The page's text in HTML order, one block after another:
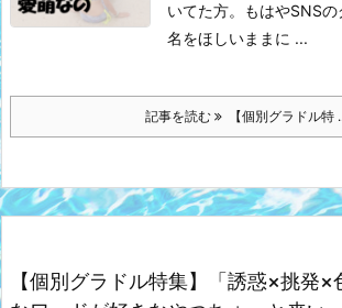
いてた方。もはやSNS
名をほしいままに ...
記事を読む 【個別グラドル特
【個別グラドル特集】「誘惑×挑発×